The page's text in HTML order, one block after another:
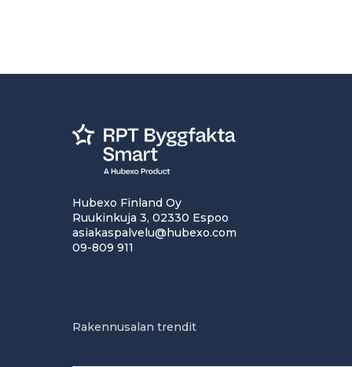
Hubexo Finland Oy
Ruukinkuja 3, 02330 Espoo
asiakaspalvelu@hubexo.com
09-809 911
Rakennusalan trendit